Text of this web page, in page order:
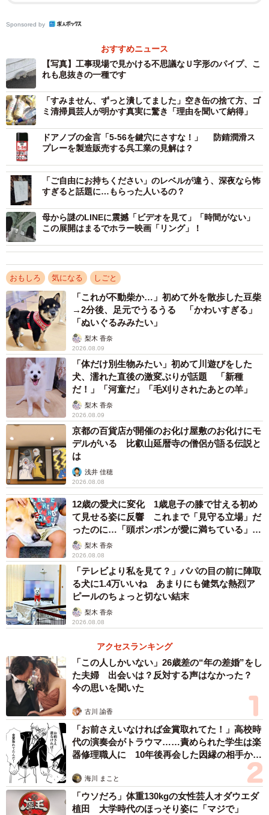
「井戸だけはほんまやばい」
すると、はすみんさんのツイートに対して、なんと、建設
業界の問題を描いた漫画『解体屋ゲン』の作者、星野茂樹
先生も反応！さらにリプ欄には、建築・解体工事関係者な
ど、プロの方たちから「井戸」にまつわる驚くべき証言や
不可思議な経験談が殺到しました。
「古井戸の蓋開けて中覗いたら、ブゥアアアッと冷気？み
たいのが吹いてきて、その瞬間風邪ひいたみたいな倦怠感
がその日一日残ると言う。あれは怖かった」
「以前の現場で、重機のオペさんが体調不良になり、その
重機の下に土砂で埋まっていた蓋がけされた井戸が出てき
「呪いや迷信は経験則や統計的なもので、例えば災害や事
故や犯罪などの確率が高くなる行動・場所などを伝えてい
ると思っている。ただし、井戸は別。井戸を埋めようとす
ると必ずある」
「元解体業者だけど、井戸だけはやりたくない」
なぜ多くのプロは「井戸」を恐れるのか？そしてなぜ、
「井戸」を埋めてはダメなのか？はすみんさんに詳しくお
話を伺いました。
※プロの方々から寄せられた多くの証言や不可思議な経験
談は、最後に詳しくご紹介します。
2/8
リプ欄には、「井戸」にまつわる多くの不可思議な体験談が寄せられた
危険回避と、神様への感謝
ーー「井戸の息抜き」とはどんな設備なのですか？
Sponsored by
おすすめニュース
【写真】工事現場で見かける不思議なＵ字形のパイプ、こ
れも息抜きの一種です
「すみません、ずっと潰してました」空き缶の捨て方、ゴ
ミ清掃員芸人が明かす真実に驚き「理由を聞いて納得」
ドアノブの金言「5-56を鍵穴にさすな！」 防錆潤滑ス
プレーを製造販売する呉工業の見解は？
「ご自由にお持ちください」のレベルが違う、深夜なら怖
すぎると話題に…もらった人いるの？
母から謎のLINEに震撼「ビデオを見て」「時間がない」
この展開はまるでホラー映画「リング」！
おもしろ 気になる しごと
「これが不動柴か…」初めて外を散歩した豆柴
→2分後、足元でうるうる 「かわいすぎる」
「ぬいぐるみみたい」
梨木 香奈
2026.08.09
「体だけ別生物みたい」初めて川遊びをした
犬、濡れた直後の激変ぶりが話題 「新種
だ！」「河童だ」「毛刈りされたあとの羊」
梨木 香奈
2026.08.09
京都の百貨店が開催のお化け屋敷のお化けにモ
デルがいる 比叡山延暦寺の僧侶が語る伝説と
は
浅井 佳穂
2026.08.08
12歳の愛犬に変化 1歳息子の膝で甘える初め
て見せる姿に反響 これまで「見守る立場」だ
ったのに…「頭ポンポンが愛に満ちている」
「尊…」
梨木 香奈
2026.08.08
「テレビより私を見て？」パパの目の前に陣取
る犬に1.4万いいね あまりにも健気な熱烈ア
ピールのちょっと切ない結末
梨木 香奈
2026.08.08
アクセスランキング
「この人しかいない」26歳差の“年の差婚”をし
た夫婦 出会いは？反対する声はなかった？
今の思いを聞いた
古川 諭香
「お前さえいなければ金賞取れてた！」高校時
代の演奏会がトラウマ……責められた学生は楽
器修理職人に 10年後再会した因縁の相手から
海川 まこと
「ウソだろ」体重130kgの女性芸人オダウエダ
植田 大学時代のほっそり姿に「マジで」